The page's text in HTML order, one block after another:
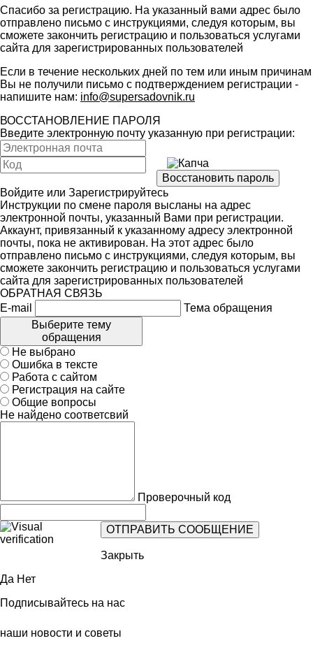
Спасибо за регистрацию. На указанный вами адрес было
отправлено письмо с инструкциями, следуя которым, вы
сможете закончить регистрацию и пользоваться услугами
сайта для зарегистрированных пользователей
Если в течение нескольких дней по тем или иным причинам
Вы не получили письмо с подтверждением регистрации -
напишите нам: info@supersadovnik.ru
ВОССТАНОВЛЕНИЕ ПАРОЛЯ
Введите электронную почту указанную при регистрации:
Войдите или Зарегистрируйтесь
Инструкции по смене пароля высланы на адрес
электронной почты, указанный Вами при регистрации.
Аккаунт, привязанный к указанному адресу электронной
почты, пока не активирован. На этот адрес было
отправлено письмо с инструкциями, следуя которым, вы
сможете закончить регистрацию и пользоваться услугами
сайта для зарегистрированных пользователей
ОБРАТНАЯ СВЯЗЬ
E-mail
Тема обращения
Выберите тему
обращения
Не выбрано
Ошибка в тексте
Работа с сайтом
Регистрация на сайте
Общие вопросы
Не найдено соответсвий
Проверочный код
Закрыть
Да Нет
Подписывайтесь на нас
наши новости и советы